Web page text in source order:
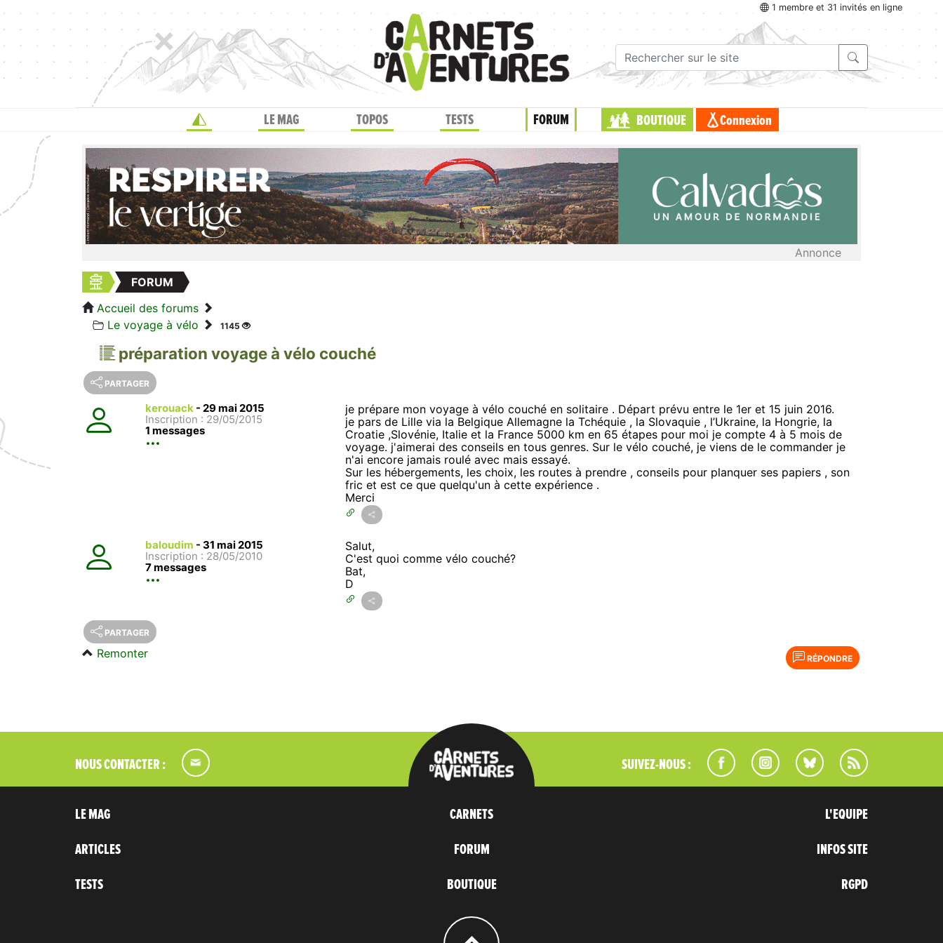
1 membre et 31 invités en ligne
LE MAG TOPOS TESTS FORUM BOUTIQUE Connexion
Annonce
FORUM
Accueil des forums
Le voyage à vélo
1145
préparation voyage à vélo couché
PARTAGER
kerouack - 29 mai 2015
Inscription : 29/05/2015
1 messages
je prépare mon voyage à vélo couché en solitaire . Départ prévu entre le 1er et 15 juin 2016.
je pars de Lille via la Belgique Allemagne la Tchéquie , la Slovaquie , l’Ukraine, la Hongrie, la
Croatie ,Slovénie, Italie et la France 5000 km en 65 étapes pour moi je compte 4 à 5 mois de
voyage. j'aimerai des conseils en tous genres. Sur le vélo couché, je viens de le commander je
n'ai encore jamais roulé avec mais essayé.
Sur les hébergements, les choix, les routes à prendre , conseils pour planquer ses papiers , son
fric et est ce que quelqu'un à cette expérience .
Merci
baloudim - 31 mai 2015
Inscription : 28/05/2010
7 messages
Salut,
C'est quoi comme vélo couché?
Bat,
D
PARTAGER
RÉPONDRE
Remonter
NOUS CONTACTER : SUIVEZ-NOUS :
LE MAG
ARTICLES
TESTS
CARNETS
FORUM
BOUTIQUE
L'EQUIPE
INFOS SITE
RGPD